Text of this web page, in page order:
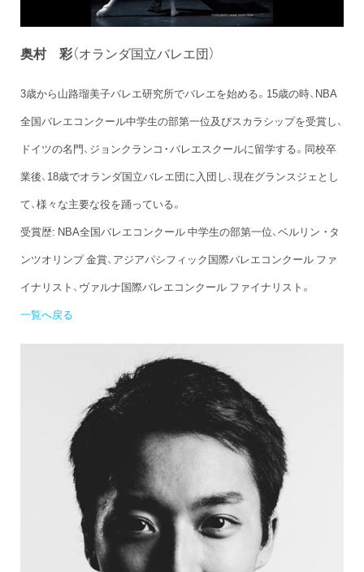
奥村 彩（オランダ国立バレエ団）
3歳から山路瑠美子バレエ研究所でバレエを始める。15歳の時、NBA
全国バレエコンクール中学生の部第一位及びスカラシップを受賞し、
ドイツの名門、ジョンクランコ・バレエスクールに留学する。同校卒
業後、18歳でオランダ国立バレエ団に入団し、現在グランスジェとし
て、様々な主要な役を踊っている。
受賞歴: NBA全国バレエコンクール 中学生の部第一位、ベルリン ・タ
ンツオリンプ 金賞、アジアパシフィック国際バレエコンクール ファ
イナリスト、ヴァルナ国際バレエコンクール ファイナリスト。
一覧へ戻る